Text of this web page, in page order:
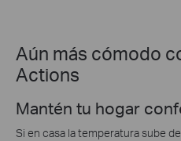
Aún más cómodo
Actions
Mantén tu hogar
Si en casa la temperatura sube